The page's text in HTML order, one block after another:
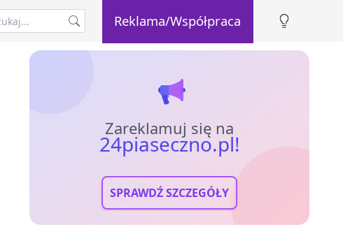
Reklama/Współpraca
Zareklamuj się na
24piaseczno.pl!
SPRAWDŹ SZCZEGÓŁY